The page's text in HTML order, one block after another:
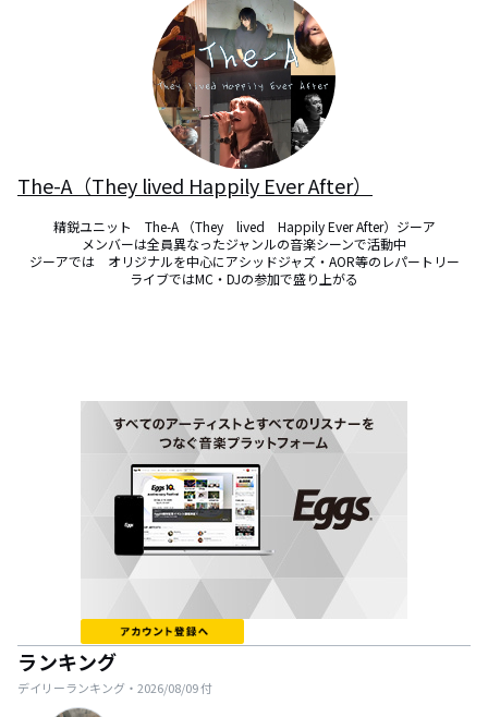
The-A（They lived Happily Ever After）
精鋭ユニット　The-A （They　lived　Happily Ever After）ジーア
メンバーは全員異なったジャンルの音楽シーンで活動中
ジーアでは　オリジナルを中心にアシッドジャズ・AOR等のレパートリー
ライブではMC・DJの参加で盛り上がる
ランキング
デイリーランキング・ 2026/08/09付